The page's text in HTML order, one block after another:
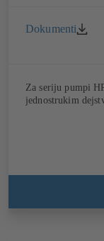
Dokumenti
Za seriju pumpi
jednostrukim